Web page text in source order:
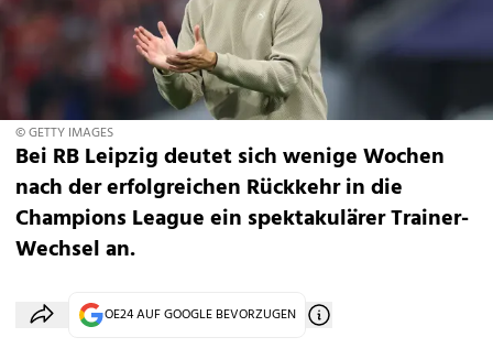
© GETTY IMAGES
Bei RB Leipzig deutet sich wenige Wochen
nach der erfolgreichen Rückkehr in die
Champions League ein spektakulärer Trainer-
Wechsel an.
OE24 AUF GOOGLE BEVORZUGEN